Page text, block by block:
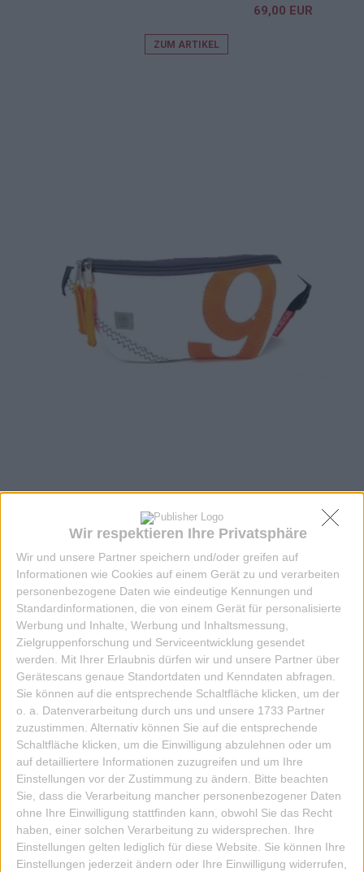
Wir respektieren Ihre Privatsphäre
Wir und unsere Partner speichern und/oder greifen auf
Informationen wie Cookies auf einem Gerät zu und verarbeiten
personenbezogene Daten wie eindeutige Kennungen und
Standardinformationen, die von einem Gerät für personalisierte
Werbung und Inhalte, Werbung und Inhaltsmessung,
Zielgruppenforschung und Serviceentwicklung gesendet
werden. Mit Ihrer Erlaubnis dürfen wir und unsere Partner über
Gerätescans genaue Standortdaten und Kenndaten abfragen.
Sie können auf die entsprechende Schaltfläche klicken, um der
o. a. Datenverarbeitung durch uns und unsere 1733 Partner
zuzustimmen. Alternativ können Sie auf die entsprechende
Schaltfläche klicken, um die Einwilligung abzulehnen oder um
auf detailliertere Informationen zuzugreifen und um Ihre
Einstellungen vor der Zustimmung zu ändern. Bitte beachten
Sie, dass die Verarbeitung mancher personenbezogener Daten
ohne Ihre Einwilligung stattfinden kann, obwohl Sie das Recht
haben, einer solchen Verarbeitung zu widersprechen. Ihre
Einstellungen gelten lediglich für diese Website. Sie können Ihre
Einstellungen jederzeit ändern oder Ihre Einwilligung widerrufen,
69,00 EUR
ZUM ARTIKEL
TASCHE KNOTEN GÜRTELTASCHE
WEISS/ORANGE
84,90 EUR
IN DIE KISTE